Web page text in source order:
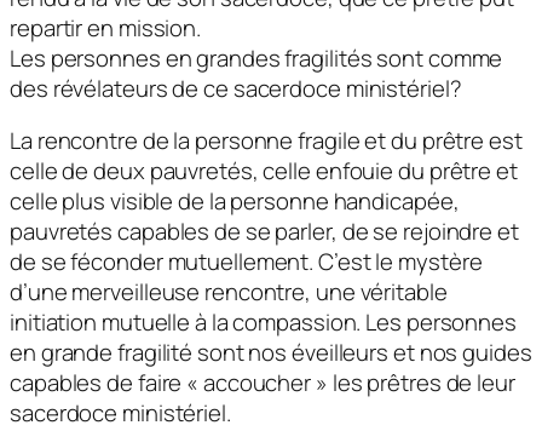
repartir en mission.
Les personnes en grandes fragilités sont comme
des révélateurs de ce sacerdoce ministériel?
La rencontre de la personne fragile et du prêtre est
celle de deux pauvretés, celle enfouie du prêtre et
celle plus visible de la personne handicapée,
pauvretés capables de se parler, de se rejoindre et
de se féconder mutuellement. C’est le mystère
d’une merveilleuse rencontre, une véritable
initiation mutuelle à la compassion. Les personnes
en grande fragilité sont nos éveilleurs et nos guides
capables de faire « accoucher » les prêtres de leur
sacerdoce ministériel.